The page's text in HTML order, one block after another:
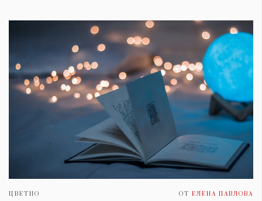
ЦВЕТНО ОТ ЕЛЕНА ПАВЛОВА